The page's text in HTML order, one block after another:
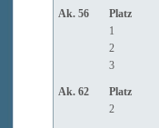
Ak. 56 Platz
1
2
3
Ak. 62 Platz
2